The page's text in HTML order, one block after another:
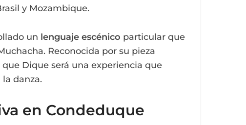
y Mozambique.
un lenguaje escénico particular que
Reconocida por su pieza
Dique será una experiencia que
danza.
en Condeduque